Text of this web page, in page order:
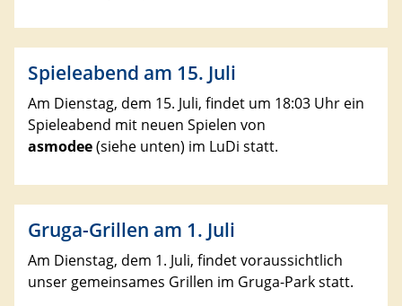
Spieleabend am 15. Juli
Am Dienstag, dem 15. Juli, findet um 18:03 Uhr ein
Spieleabend mit neuen Spielen von
asmodee(siehe unten) im LuDi statt.
Gruga-Grillen am 1. Juli
Am Dienstag, dem 1. Juli, findet voraussichtlich
unser gemeinsames Grillen im Gruga-Park statt.